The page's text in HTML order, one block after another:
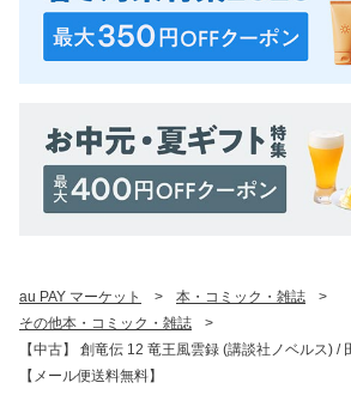
au PAY マーケット > 本・コミック・雑誌
>
その他本・コミック・雑誌
>
【中古】 創竜伝 12 竜王風雲録 (講談社ノベルス) /
【メール便送料無料】